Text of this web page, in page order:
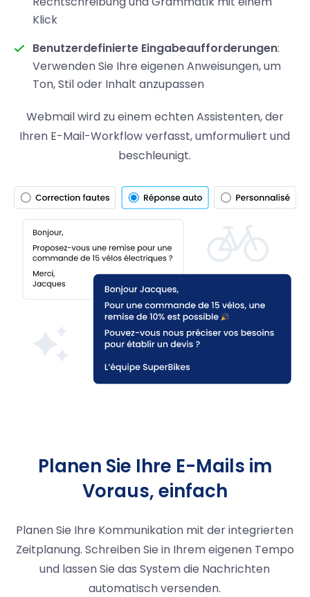
Klick
Benutzerdefinierte Eingabeaufforderungen:
Verwenden Sie Ihre eigenen Anweisungen, um
Ton, Stil oder Inhalt anzupassen
Webmail wird zu einem echten Assistenten, der
Ihren E-Mail-Workflow verfasst, umformuliert und
beschleunigt.
Planen Sie Ihre E-Mails im
Voraus, einfach
Planen Sie Ihre Kommunikation mit der integrierten
Zeitplanung. Schreiben Sie in Ihrem eigenen Tempo
und lassen Sie das System die Nachrichten
automatisch versenden.